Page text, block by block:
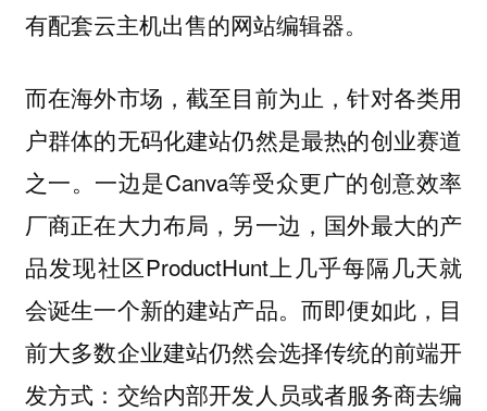
有配套云主机出售的网站编辑器。
而在海外市场，截至目前为止，针对各类用
户群体的无码化建站仍然是最热的创业赛道
之一。一边是Canva等受众更广的创意效率
厂商正在大力布局，另一边，国外最大的产
品发现社区ProductHunt上几乎每隔几天就
会诞生一个新的建站产品。而即便如此，目
前大多数企业建站仍然会选择传统的前端开
发方式：交给内部开发人员或者服务商去编